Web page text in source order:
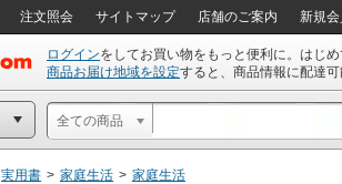
注文照会 サイトマップ 店舗のご案内 新規
ログインをしてお買い物をもっと便利に。はじ
商品お届け地域を設定すると、商品情報に配達
全ての商品
実用書 > 家庭生活 > 家庭生活